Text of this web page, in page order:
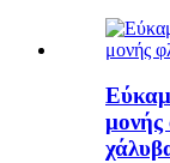
μονής